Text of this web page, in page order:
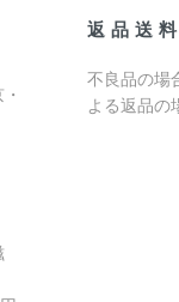
返品送料
不良品の場
よる返品の